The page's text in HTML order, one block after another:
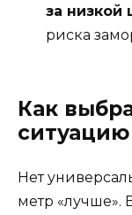
за низкой
риска
Как
ситуацию
Нет
метр «лучше».